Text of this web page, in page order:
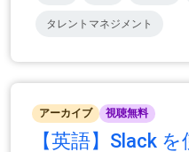
タレントマネジメント
アーカイブ 視聴無料
【英語】Slack